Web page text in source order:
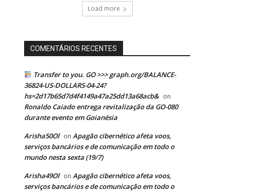
Load more
COMENTÁRIOS RECENTES
Transfer to you. GO >>> graph.org/BALANCE-
36824-US-DOLLARS-04-24?
hs=2d17b65d7d4f4149a47a25dd13a68acb& on
Ronaldo Caiado entrega revitalização da GO-080
durante evento em Goianésia
Arisha50Ol on Apagão cibernético afeta voos,
serviços bancários e de comunicação em todo o
mundo nesta sexta (19/7)
Arisha49Ol on Apagão cibernético afeta voos,
serviços bancários e de comunicação em todo o